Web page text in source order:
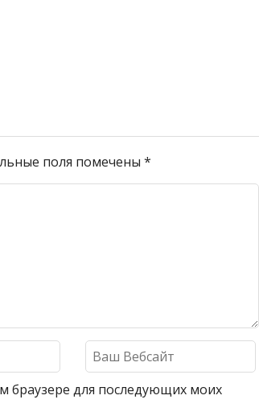
поля помечены *
браузере для последующих моих